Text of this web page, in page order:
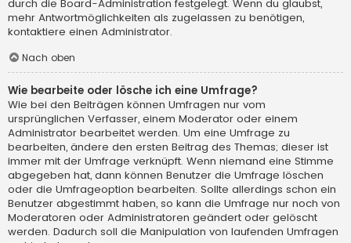
durch die Board-Administration festgelegt. Wenn du glaubst,
mehr Antwortmöglichkeiten als zugelassen zu benötigen,
kontaktiere einen Administrator.
Nach oben
Wie bearbeite oder lösche ich eine Umfrage?
Wie bei den Beiträgen können Umfragen nur vom
ursprünglichen Verfasser, einem Moderator oder einem
Administrator bearbeitet werden. Um eine Umfrage zu
bearbeiten, ändere den ersten Beitrag des Themas; dieser ist
immer mit der Umfrage verknüpft. Wenn niemand eine Stimme
abgegeben hat, dann können Benutzer die Umfrage löschen
oder die Umfrageoption bearbeiten. Sollte allerdings schon ein
Benutzer abgestimmt haben, so kann die Umfrage nur noch von
Moderatoren oder Administratoren geändert oder gelöscht
werden. Dadurch soll die Manipulation von laufenden Umfragen